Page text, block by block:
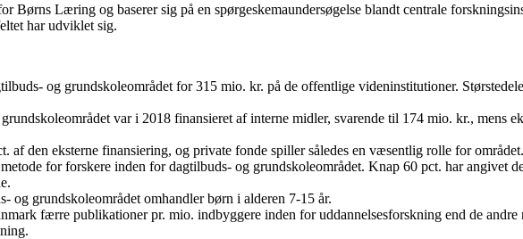
Børns Læring og baserer sig på en spørgeskemaundersøgelse blandt centrale
har udviklet sig.
og grundskoleområdet for 315 mio. kr. på de offentlige videninstitutioner.
var i 2018 finansieret af interne midler, svarende til 174 mio. kr., mens
af den eksterne finansiering, og private fonde spiller således en væsentlig rolle for området.
for forskere inden for dagtilbuds- og grundskoleområdet. Knap 60 pct. har angivet
og grundskoleområdet omhandler børn i alderen 7-15 år.
færre publikationer pr. mio. indbyggere inden for uddannelsesforskning end de